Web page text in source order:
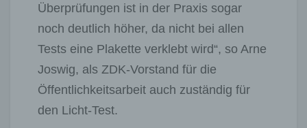
Überprüfungen ist in der Praxis sogar
noch deutlich höher, da nicht bei allen
Tests eine Plakette verklebt wird“, so Arne
Joswig, als ZDK-Vorstand für die
Öffentlichkeitsarbeit auch zuständig für
den Licht-Test.